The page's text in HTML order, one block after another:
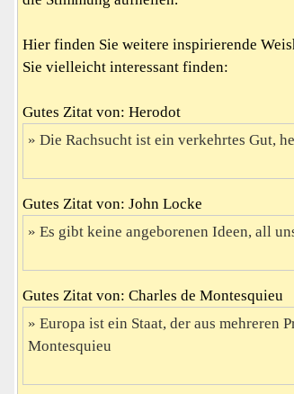
Hier finden Sie weitere inspirierende
Sie vielleicht interessant finden:
Gutes Zitat von: Herodot
Die Rachsucht ist ein verkehrtes Gut,
Gutes Zitat von: John Locke
Es gibt keine angeborenen Ideen, all
Gutes Zitat von: Charles de Montesquieu
Europa ist ein Staat, der aus mehreren
Montesquieu